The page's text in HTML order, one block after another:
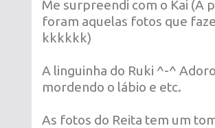
Me surpreendi com o Kai (A
foram aquelas fotos que
kkkkkk)
A linguinha do Ruki ^-^
mordendo o lábio e etc.
As fotos do Reita tem um